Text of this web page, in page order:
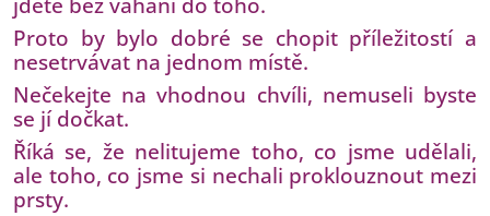
Proto by bylo dobré se chopit příležitostí a
nesetrvávat na jednom místě.
Nečekejte na vhodnou chvíli, nemuseli byste
se jí dočkat.
Říká se, že nelitujeme toho, co jsme udělali,
ale toho, co jsme si nechali proklouznout mezi
prsty.